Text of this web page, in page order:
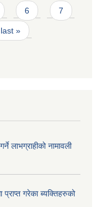
6 7
last »
लाभग्राहीको नामावली
गरेका ब्यक्तिहरुको